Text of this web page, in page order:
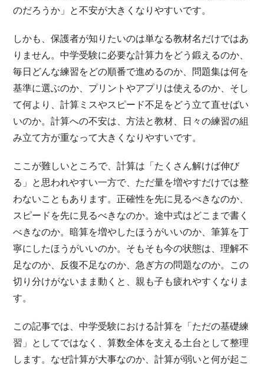
のだろうか」と不安が大きくなりやすいです。
しかも、保護者が知りたいのは単なる教材名だけではあ
りません。中学受験に必要な計算力をどう鍛えるのか、
毎日どんな練習をどの順番で進めるのか、問題集は何を
基準に選ぶのか、プリントやアプリは使えるのか、そし
て何より、計算ミスやスピード不足をどう立て直せばい
いのか。計算への不安は、方法と教材、日々の練習の組
み立て方が重なって大きくなりやすいです。
ここが難しいところで、計算は「たくさん解けば伸び
る」と思われやすい一方で、ただ量を増やすだけでは整
わないこともあります。正確性を先に見るべきなのか、
スピードを先に見るべきなのか。途中式はどこまで書く
べきなのか。暗算を増やしたほうがいいのか、筆算を丁
寧にしたほうがいいのか。そもそも今の状態は、理解不
足なのか、反復不足なのか、急ぎ方の問題なのか。この
切り分けがないまま動くと、親も子も疲れやすくなりま
す。
この記事では、中学受験における計算を「ただの基礎練
習」としてではなく、算数全体を支える土台として整理
します。なぜ計算が大事なのか、計算が弱いと何が起こ